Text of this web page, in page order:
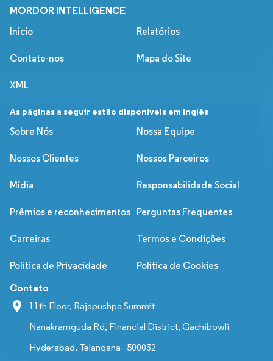
MORDOR INTELLIGENCE
Início Relatórios
Contate-nos Mapa do Site
XML
As páginas a seguir estão disponíveis em inglês
Sobre Nós
Nossa Equipe
Nossos Clientes Nossos Parceiros
Mídia Responsabilidade Social
Prêmios e reconhecimentos Perguntas Frequentes
Carreiras Termos e Condições
Política de Privacidade Política de Cookies
Contato
11th Floor, Rajapushpa Summit
Nanakramguda Rd, Financial District, Gachibowli
Hyderabad, Telangana - 500032